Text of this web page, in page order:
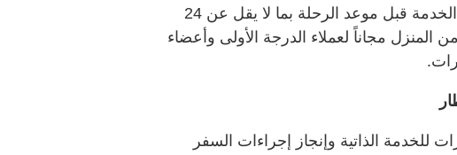
يحملون حقائب اليد فقط. ويجب حجز هذه الخدمة قبل موعد الرحلة بما لا يقل عن 24
مجاناً لعملاء الدرجة الأولى وأعضاء
للخدمة الذاتية وإنجاز إجراءات السفر